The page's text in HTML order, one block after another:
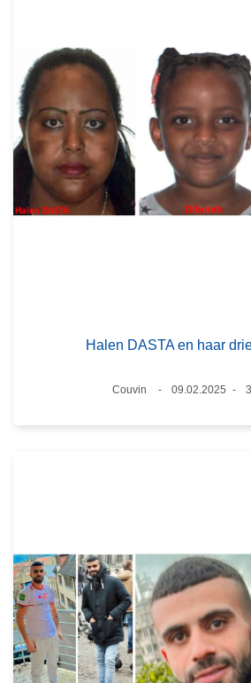
Halen DASTA en haar
Plaats
Couvin
09.02.2025